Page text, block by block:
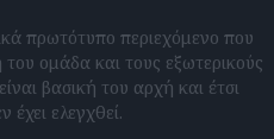
πρωτότυπο περιεχόμενο που
ομάδα και τους εξωτερικούς
βασική του αρχή και έτσι
έχει ελεγχθεί.